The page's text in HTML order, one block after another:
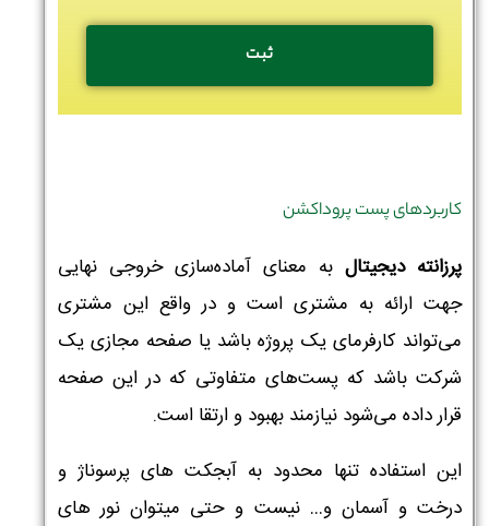
کاربردهای پست پروداکشن
پرزانته دیجیتال به معنای آماده‌سازی خروجی نهایی
جهت ارائه به مشتری است و در واقع این مشتری
می‌تواند کارفرمای یک پروژه باشد یا صفحه مجازی یک
شرکت باشد که پست‌های متفاوتی که در این صفحه
قرار داده می‌شود نیازمند بهبود و ارتقا است.
این استفاده تنها محدود به آبجکت های پرسوناژ و
درخت و آسمان و… نیست و حتی میتوان نور های